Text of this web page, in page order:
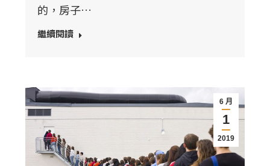
的，房子…
繼續閱讀
6 月
1
2019